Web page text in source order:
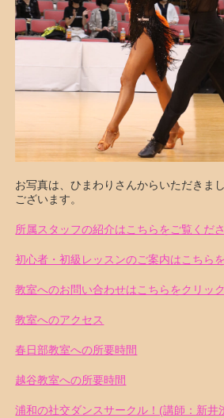
お写真は、ひまわりさんからいただきま
ございます。
所属スタッフの紹介はこちらをご覧くださ
初心者・初級レッスンのご案内はこちら
教室へのお問い合わせはこちらをクリッ
教室へのアクセス
春日部教室への所要時間
越谷教室への所要時間
浦和の社交ダンスサークル！(講師：新井